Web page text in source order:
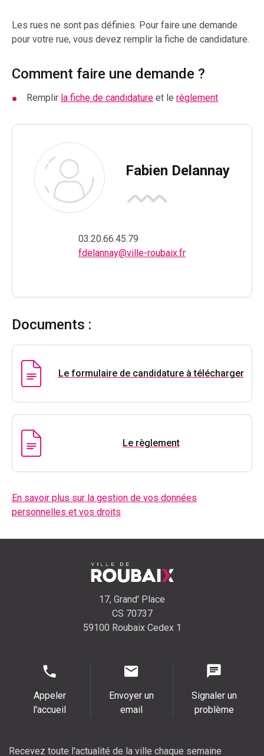
Les rues ne sont pas définies. Pour faire une demande
pour votre rue, vous devez remplir la fiche de candidature.
Comment faire une demande ?
Remplir la fiche de candidature et le règlement
Fabien Delannay
03.20.66.45.79
fdelannay@ville-roubaix.fr
Documents :
Le formulaire de candidature à télécharger
Le règlement
En savoir plus sur la gestion de vos données
personnelles et vos droits
17, Grand' Place
CS 70737
59100 Roubaix Cedex 1
Appeler
l'accueil
Envoyer un
email
Signaler un
problème
Recevez toute l'actualité de la ville chaque semaine